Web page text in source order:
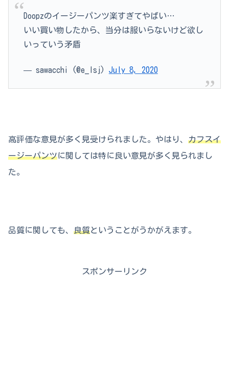
Doopzのイージーパンツ楽すぎてやばい…
いい買い物したから、当分は服いらないけど欲し
いっていう矛盾
— sawacchi (@e_lsj) July 8, 2020
高評価な意見が多く見受けられました。やはり、 カフスイ
ージーパンツに関しては特に良い意見が多く見られまし
た。
品質に関しても、 良質ということがうかがえます。
スポンサーリンク